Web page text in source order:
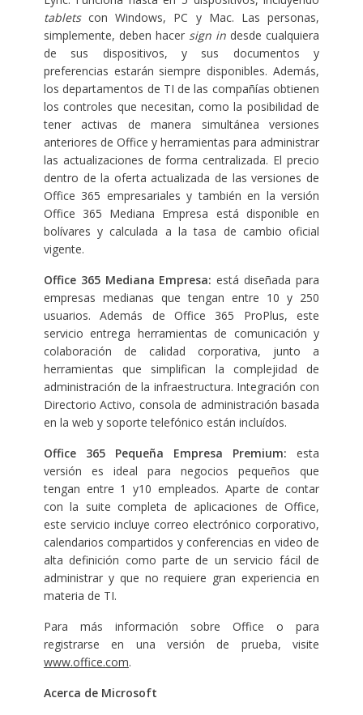
tabletscon Windows, PC y Mac. Las personas,
simplemente, deben hacer sign in desde cualquiera
de sus dispositivos, y sus documentos y
preferencias estarán siempre disponibles. Además,
los departamentos de TI de las compañías obtienen
los controles que necesitan, como la posibilidad de
tener activas de manera simultánea versiones
anteriores de Office y herramientas para administrar
las actualizaciones de forma centralizada. El precio
dentro de la oferta actualizada de las versiones de
Office 365 empresariales y también en la versión
Office 365 Mediana Empresa está disponible en
bolívares y calculada a la tasa de cambio oficial
vigente.
Office 365 Mediana Empresa:está diseñada para
empresas medianas que tengan entre 10 y 250
usuarios. Además de Office 365 ProPlus, este
servicio entrega herramientas de comunicación y
colaboración de calidad corporativa, junto a
herramientas que simplifican la complejidad de
administración de la infraestructura. Integración con
Directorio Activo, consola de administración basada
en la web y soporte telefónico están incluídos.
Office 365 Pequeña Empresa Premium: esta
versión es ideal para negocios pequeños que
tengan entre 1 y10 empleados. Aparte de contar
con la suite completa de aplicaciones de Office,
este servicio incluye correo electrónico corporativo,
calendarios compartidos y conferencias en video de
alta definición como parte de un servicio fácil de
administrar y que no requiere gran experiencia en
materia de TI.
Para más información sobre Office o para
registrarse en una versión de prueba, visite
www.office.com.
Acerca de Microsoft